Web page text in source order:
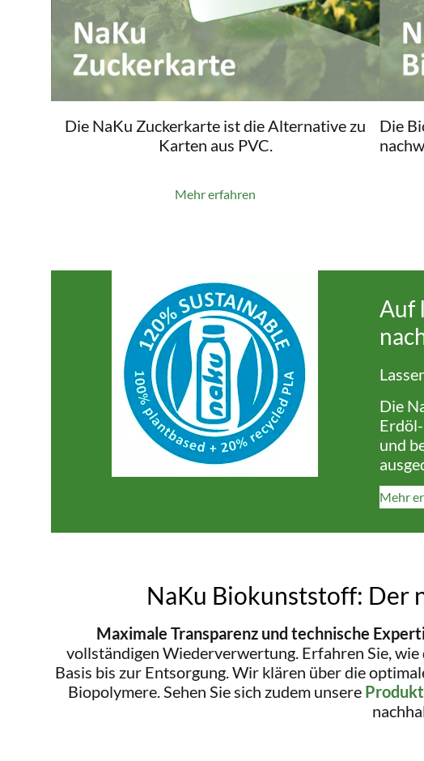
Die NaKu Zuckerkarte ist die Alternative zu
Karten aus PVC.
Mehr erfahren
Die
Auf
Die
und
Mehr
NaKu Biokunststoff: Der
Maximale Transparenz und technische
vollständigen Wiederverwertung. Erfahren Sie, wie
Basis bis zur Entsorgung. Wir klären über die
Biopolymere. Sehen Sie sich zudem unsere